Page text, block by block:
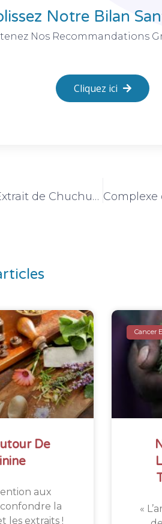
Notre Bilan
Nos Recommandations
Cliquez ici
Complexe Gold – Extrait de Chuchuhuasi (Maytenus macrocarpa)
De
aux
la
les extraits !
Cancer
«